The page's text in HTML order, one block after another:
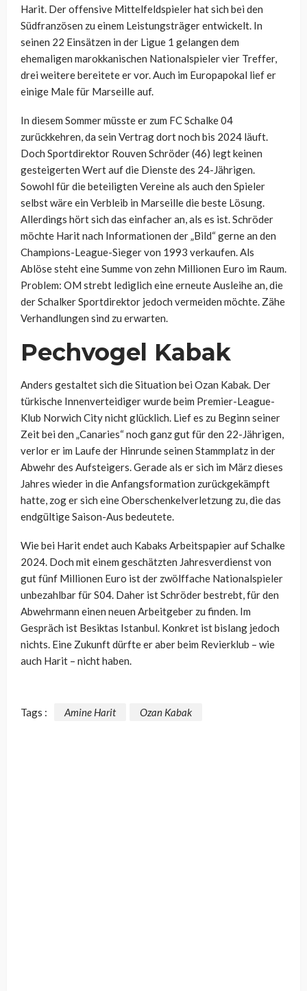
Harit. Der offensive Mittelfeldspieler hat sich bei den
Südfranzösen zu einem Leistungsträger entwickelt. In
seinen 22 Einsätzen in der Ligue 1 gelangen dem
ehemaligen marokkanischen Nationalspieler vier Treffer,
drei weitere bereitete er vor. Auch im Europapokal lief er
einige Male für Marseille auf.
In diesem Sommer müsste er zum FC Schalke 04
zurückkehren, da sein Vertrag dort noch bis 2024 läuft.
Doch Sportdirektor Rouven Schröder (46) legt keinen
gesteigerten Wert auf die Dienste des 24-Jährigen.
Sowohl für die beteiligten Vereine als auch den Spieler
selbst wäre ein Verbleib in Marseille die beste Lösung.
Allerdings hört sich das einfacher an, als es ist. Schröder
möchte Harit nach Informationen der „Bild“ gerne an den
Champions-League-Sieger von 1993 verkaufen. Als
Ablöse steht eine Summe von zehn Millionen Euro im Raum.
Problem: OM strebt lediglich eine erneute Ausleihe an, die
der Schalker Sportdirektor jedoch vermeiden möchte. Zähe
Verhandlungen sind zu erwarten.
Pechvogel Kabak
Anders gestaltet sich die Situation bei Ozan Kabak. Der
türkische Innenverteidiger wurde beim Premier-League-
Klub Norwich City nicht glücklich. Lief es zu Beginn seiner
Zeit bei den „Canaries“ noch ganz gut für den 22-Jährigen,
verlor er im Laufe der Hinrunde seinen Stammplatz in der
Abwehr des Aufsteigers. Gerade als er sich im März dieses
Jahres wieder in die Anfangsformation zurückgekämpft
hatte, zog er sich eine Oberschenkelverletzung zu, die das
endgültige Saison-Aus bedeutete.
Wie bei Harit endet auch Kabaks Arbeitspapier auf Schalke
2024. Doch mit einem geschätzten Jahresverdienst von
gut fünf Millionen Euro ist der zwölffache Nationalspieler
unbezahlbar für S04. Daher ist Schröder bestrebt, für den
Abwehrmann einen neuen Arbeitgeber zu finden. Im
Gespräch ist Besiktas Istanbul. Konkret ist bislang jedoch
nichts. Eine Zukunft dürfte er aber beim Revierklub – wie
auch Harit – nicht haben.
Tags : Amine Harit Ozan Kabak